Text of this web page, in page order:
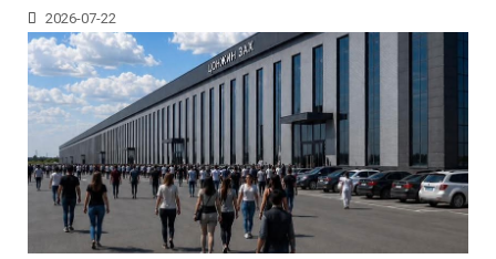
2026-07-22